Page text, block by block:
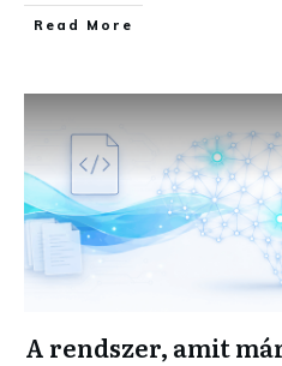
Read More
A rendszer, amit